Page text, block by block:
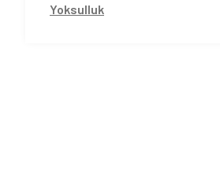
Yoksulluk